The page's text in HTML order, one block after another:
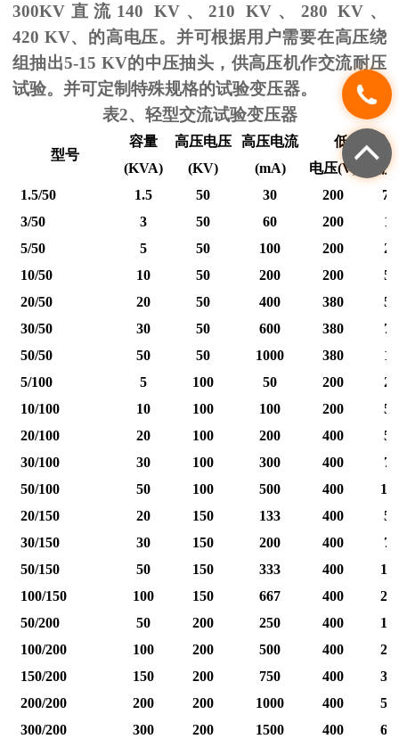
300KV 直流 140 KV、210 KV 、 280 KV 、
420 KV、的高电压。并可根据用户需要在高压绕
组抽出5-15 KV的中压抽头，供高压机作交流耐压
试验。并可定制特殊规格的试验变压器。
表2、轻型交流试验变压器
型号
容量 高压电压 高压电流
低压输入
(KVA)
(KV) (mA) 电压(V) 电流
1.5/50
1.5 50 30 200
7.5
3/50
3 50 60 200
15
5/50
5 50 100 200
25
10/50
10 50 200 200
50
20/50
20 50 400 380
53
30/50
30 50 600 380
79
50/50
50 50 1000 380
12
5/100
5 100 50 200
25
10/100
10 100 100 200
50
20/100
20 100 200 400
50
30/100
30 100 300 400
75
50/100
50 100 500 400
20/150
20 150 133 400
50
30/150
30 150 200 400
75
50/150
50 150 333 400
100/150
100 150 667 400
50/200
50 200 250 400
100/200
100 200 500 400
150/200
150 200 750 400
200/200
200 200 1000 400
300/200
300 200 1500 400